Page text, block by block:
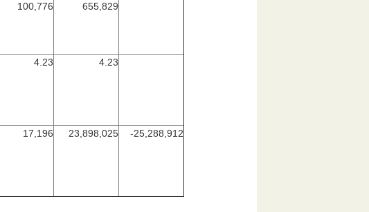
100,776 655,829
4.23 4.23
17,196 23,898,025 -25,288,912